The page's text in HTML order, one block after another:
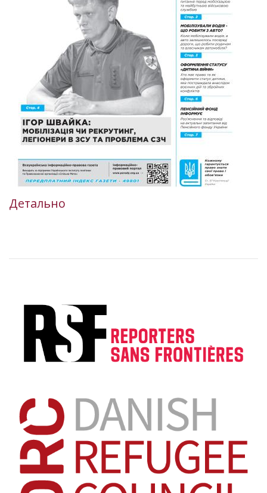
Детально